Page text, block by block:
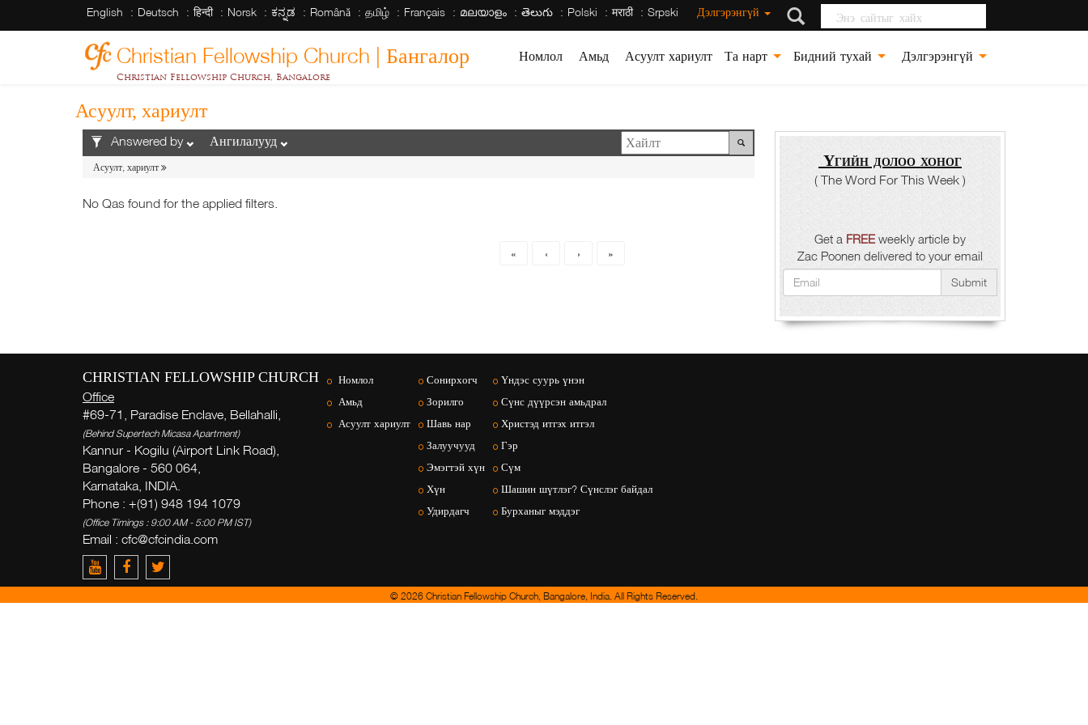
English Deutsch हिन्दी Norsk ಕನ್ನಡ Română தமிழ் Français മലയാളം తెలుగు Polski मराठी Srpski Дэлгэрэнгүй Энэ сайтыг хайх
Christian Fellowship Church | Бангалор
Christian Fellowship Church, Bangalore
Номлол Амьд Асуулт хариулт Та нарт Бидний тухай Дэлгэрэнгүй
Асуулт, хариулт
Answered by Ангилалууд
Асуулт, хариулт
No Qas found for the applied filters.
« ‹ › »
Үгийн долоо хоног
( The Word For This Week )
Get a FREEweekly article by
Zac Poonen delivered to your email
Submit
CHRISTIAN FELLOWSHIP CHURCH
Office
#69-71, Paradise Enclave, Bellahalli,
(Behind Supertech Micasa Apartment)
Kannur - Kogilu (Airport Link Road),
Bangalore - 560 064,
Karnataka, INDIA.
Phone : +(91) 948 194 1079
(Office Timings : 9:00 AM - 5:00 PM IST)
Email : cfc@cfcindia.com
Номлол
Амьд
Асуулт хариулт
Сонирхогч
Зорилго
Шавь нар
Залуучууд
Эмэгтэй хүн
Хүн
Удирдагч
Үндэс суурь үнэн
Сүнс дүүрсэн амьдрал
Христэд итгэх итгэл
Гэр
Сүм
Шашин шүтлэг? Сүнслэг байдал
Бурханыг мэддэг
© 2026 Christian Fellowship Church, Bangalore, India. All Rights Reserved.